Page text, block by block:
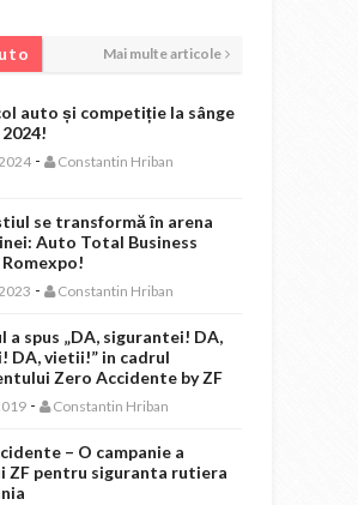
Mai multe articole
auto și competiție la sânge
2024!
- Constantin Hriban
se transformă în arena
Auto Total Business
- Constantin Hriban
a spus „DA, sigurantei! DA,
DA, vietii!” in cadrul
Zero Accidente by ZF
- Constantin Hriban
– O campanie a
ZF pentru siguranta rutiera